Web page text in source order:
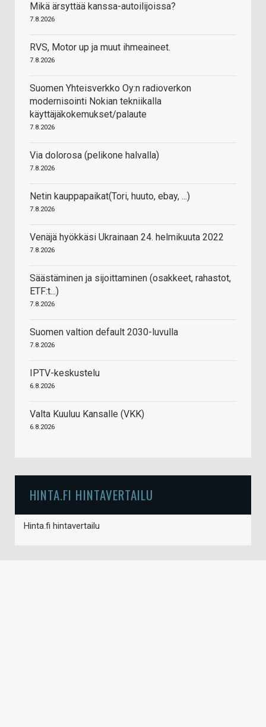
Mikä ärsyttää kanssa-autoilijoissa?
7.8.2026
RVS, Motor up ja muut ihmeaineet.
7.8.2026
Suomen Yhteisverkko Oy:n radioverkon
modernisointi Nokian tekniikalla
käyttäjäkokemukset/palaute
7.8.2026
Via dolorosa (pelikone halvalla)
7.8.2026
Netin kauppapaikat(Tori, huuto, ebay, ...)
7.8.2026
Venäjä hyökkäsi Ukrainaan 24. helmikuuta 2022
7.8.2026
Säästäminen ja sijoittaminen (osakkeet, rahastot,
ETF:t...)
7.8.2026
Suomen valtion default 2030-luvulla
7.8.2026
IPTV-keskustelu
6.8.2026
Valta Kuuluu Kansalle (VKK)
6.8.2026
HINTA.FI HINTAVERTAILU
Hinta.fi hintavertailu